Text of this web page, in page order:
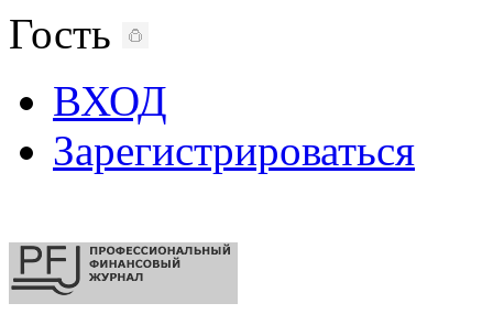
Гость
ВХОД
Зарегистрироваться